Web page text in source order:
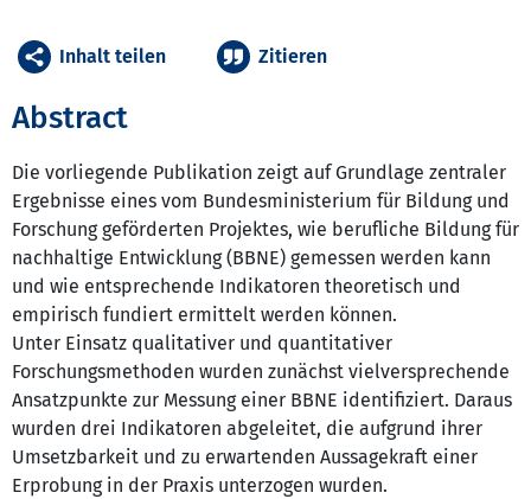
Abstract
Die vorliegende Publikation zeigt auf Grundlage zentraler
Ergebnisse eines vom Bundesministerium für Bildung und
Forschung geförderten Projektes, wie berufliche Bildung für
nachhaltige Entwicklung (BBNE) gemessen werden kann
und wie entsprechende Indikatoren theoretisch und
empirisch fundiert ermittelt werden können.
Unter Einsatz qualitativer und quantitativer
Forschungsmethoden wurden zunächst vielversprechende
Ansatzpunkte zur Messung einer BBNE identifiziert. Daraus
wurden drei Indikatoren abgeleitet, die aufgrund ihrer
Umsetzbarkeit und zu erwartenden Aussagekraft einer
Erprobung in der Praxis unterzogen wurden.
Inhalt teilen Zitieren